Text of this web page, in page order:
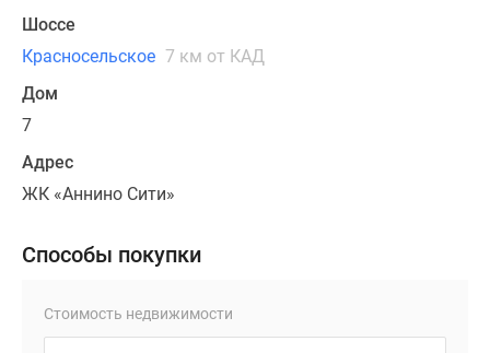
Шоссе
Красносельское 7 км от КАД
Дом
7
Адрес
ЖК «Аннино Сити»
Способы покупки
Стоимость недвижимости